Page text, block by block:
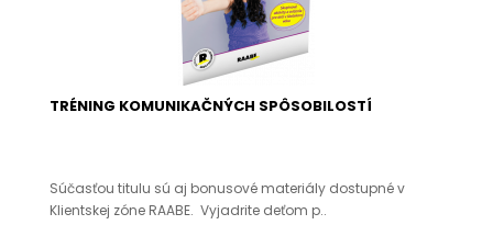
TRÉNING KOMUNIKAČNÝCH SPÔSOBILOSTÍ
Súčasťou titulu sú aj bonusové materiály dostupné v
Klientskej zóne RAABE. Vyjadrite deťom p..